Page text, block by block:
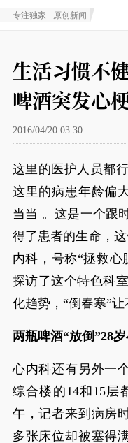
专注独家 · 原创新闻
生活习惯不
啤酒突发心
2016/04/20 03:30
这里的医护人员都
这里的病患年龄偏
当当 。这是一个跟
得了患者的生命，
内科，号称“拯救心
探访了这个特色科
化趋势，“倒春寒”让
两瓶啤酒“放倒”28
心内科还有另外一
综合楼的14和15层
午，记者来到病房
多张床位却被塞得